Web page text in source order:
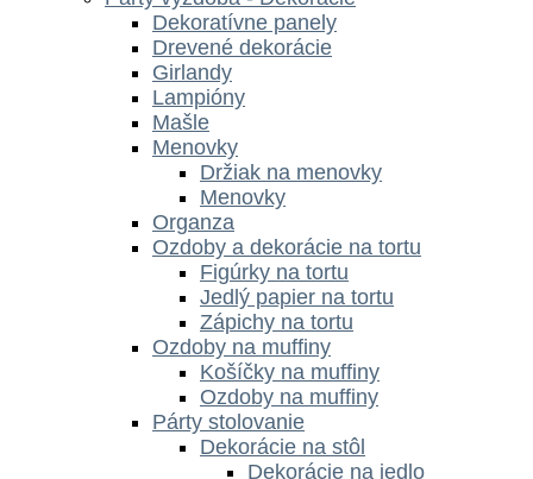
Dekoratívne panely
Drevené dekorácie
Girlandy
Lampióny
Mašle
Menovky
Držiak na menovky
Menovky
Organza
Ozdoby a dekorácie na tortu
Figúrky na tortu
Jedlý papier na tortu
Zápichy na tortu
Ozdoby na muffiny
Košíčky na muffiny
Ozdoby na muffiny
Párty stolovanie
Dekorácie na stôl
Dekorácie na jedlo